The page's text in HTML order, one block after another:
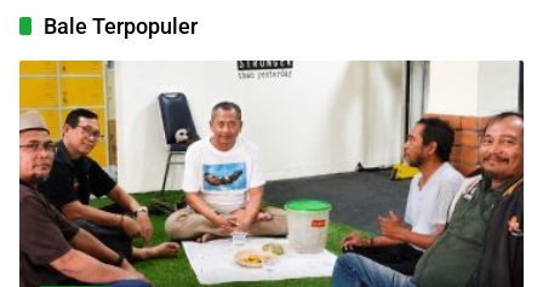
Bale Terpopuler